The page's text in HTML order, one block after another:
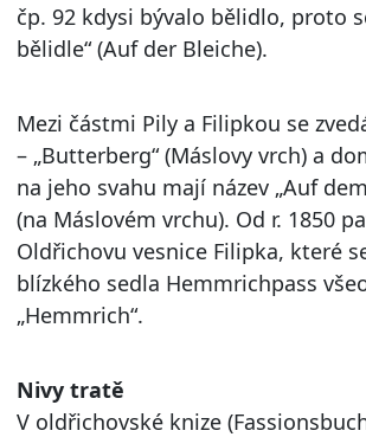
čp. 92 kdysi bývalo bělidlo, proto
bělidle“ (Auf der Bleiche).
Mezi částmi Pily a Filipkou se
– „Butterberg“ (Máslovy vrch) a
na jeho svahu mají název „Auf
(na Máslovém vrchu). Od r. 1850
Oldřichovu vesnice Filipka, které
blízkého sedla Hemmrichpass
„Hemmrich“.
Nivy tratě
V oldřichovské knize